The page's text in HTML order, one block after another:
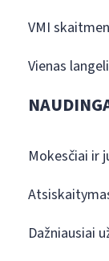
VMI
Vienas
Mokesčiai ir
Dažniausiai